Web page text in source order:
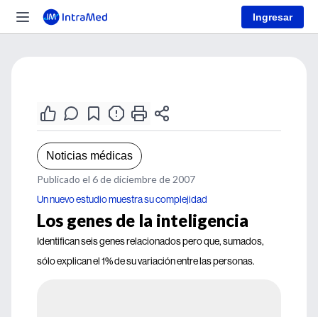
Ingresar
Noticias médicas
Publicado el 6 de diciembre de 2007
Un nuevo estudio muestra su complejidad
Los genes de la inteligencia
Identifican seis genes relacionados pero que, sumados,
sólo explican el 1% de su variación entre las personas.